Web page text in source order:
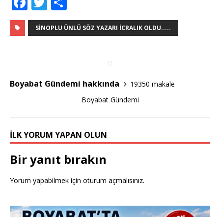
a
c
o
w
it
h
ar
SINOPLU ÜNLÜ SÖZ YAZARI İCRALIK OLDU.....
Boyabat Gündemi hakkında
19350 makale
Boyabat Gündemi
İLK YORUM YAPAN OLUN
Bir yanıt bırakın
Yorum yapabilmek için oturum açmalısınız.